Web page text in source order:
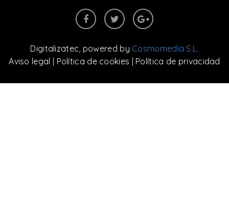
Digitalizatec , powered by Cosmomedia S.L.
Aviso legal | Política de cookies | Política de privacidad